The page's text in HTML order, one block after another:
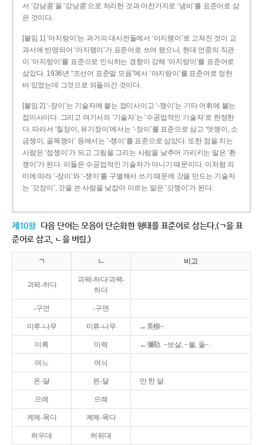
서 ‘강남콩’을 ‘강낭콩’으로 처리한 것과 마찬가지로 ‘냄비’를 표준어로 삼
은 것이다.
[붙임 1] ‘아지랑이’는 과거의 대사전들에서 ‘아지랭이’로 고쳐진 것이 교
과서에 반영되어 ‘아지랭이’가 표준어로 쓰여 왔으나, 현대 언중의 직관
이 ‘아지랑이’를 표준으로 인식하는 경향이 강해 ‘아지랑이’를 표준어로
삼았다. 1936년 “조선어 표준말 모음”에서 ‘아지랑이’를 표준어로 정한
바 있었는데 그것으로 되돌아간 것이다.
[붙임 2] ‘-장이’는 기술자에 붙는 접미사이고 ‘-쟁이’는 기타 어휘에 붙는
접미사이다. 그리고 여기서의 ‘기술자’는 ‘수공업적인 기술자’로 한정한
다. 따라서 ‘칠장이, 유기장이’에서는 ‘-장이’를 표준으로 삼고 ‘멋쟁이, 소
금쟁이, 골목쟁이’ 등에서는 ‘-쟁이’를 표준으로 삼았다. 또한 점을 치는
사람은 ‘점쟁이’가 되고 그림을 그리는 사람을 낮추어 가리키는 말은 ‘환
쟁이’가 된다. 이들은 수공업적인 기술자가 아니기 때문이다. 이처럼 의
미에 따라 ‘-장이’와 ‘-쟁이’를 구별해서 쓰기 때문에 갓을 만드는 기술자
는 ‘갓장이’, 갓을 쓴 사람을 낮잡아 이르는 말은 ‘갓쟁이’가 된다.
제10항 다음 단어는 모음이 단순화한 형태를 표준어로 삼는다.(ㄱ을 표
준어로 삼고, ㄴ을 버림.)
ㄱ ㄴ 비고
괴팍-하다
괴퍅-하다/괴팩-
하다
-구먼 -구면
미루-나무 미류-나무 ←美柳~.
미륵 미력 ←彌勒. ~보살, ~불, 돌~.
여느 여늬
온-달 왼-달 만 한 달.
으레 으례
케케-묵다 켸켸-묵다
허우대 허위대